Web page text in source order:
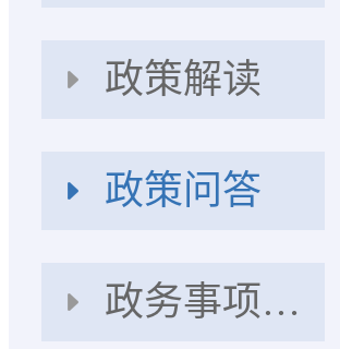
政策解读
政策问答
政务事项办理